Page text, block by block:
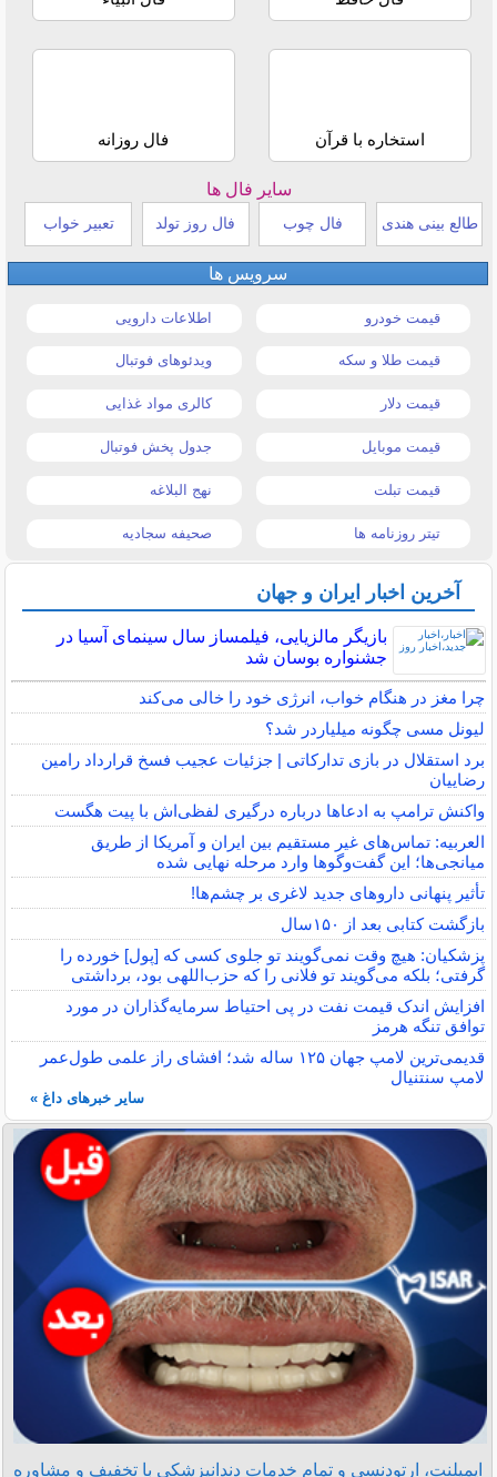
استخاره با قرآن فال روزانه
سایر فال ها
طالع بینی هندی فال چوب فال روز تولد تعبیر خواب
سرویس ها
قیمت خودرو اطلاعات دارویی
قیمت طلا و سکه ویدئوهای فوتبال
قیمت دلار کالری مواد غذایی
قیمت موبایل جدول پخش فوتبال
قیمت تبلت نهج البلاغه
تیتر روزنامه ها صحیفه سجادیه
آخرین اخبار ایران و جهان
بازیگر مالزیایی، فیلمساز سال سینمای آسیا در
جشنواره بوسان شد
چرا مغز در هنگام خواب، انرژی خود را خالی می‌کند
لیونل مسی چگونه میلیاردر شد؟
برد استقلال در بازی تدارکاتی | جزئیات عجیب فسخ قرارداد رامین
رضاییان
واکنش ترامپ به ادعاها درباره درگیری لفظی‌اش با پیت هگست
العربیه: تماس‌های غیر مستقیم بین ایران و آمریکا از طریق
میانجی‌ها؛ این گفت‌و‌گو‌ها وارد مرحله نهایی شده
تأثیر پنهانی داروهای جدید لاغری بر چشم‌ها!
بازگشت کتابی بعد از ۱۵۰سال
پزشکیان: هیچ وقت نمی‌گویند تو جلوی کسی که [پول] خورده را
گرفتی؛ بلکه می‌گویند تو فلانی را که حزب‌اللهی بود، برداشتی
افزایش اندک قیمت نفت در پی احتیاط سرمایه‌گذاران در مورد
توافق تنگه هرمز
قدیمی‌ترین لامپ جهان ۱۲۵ ساله شد؛ افشای راز علمی طول‌عمر
لامپ سنتنیال
سایر خبرهای داغ »
ایمپلنت، ارتودنسی و تمام خدمات دندانپزشکی با تخفیف و مشاوره